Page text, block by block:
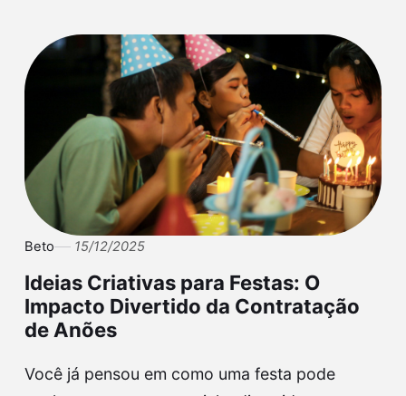
Beto 15/12/2025
Ideias Criativas para Festas: O
Impacto Divertido da Contratação
de Anões
Você já pensou em como uma festa pode